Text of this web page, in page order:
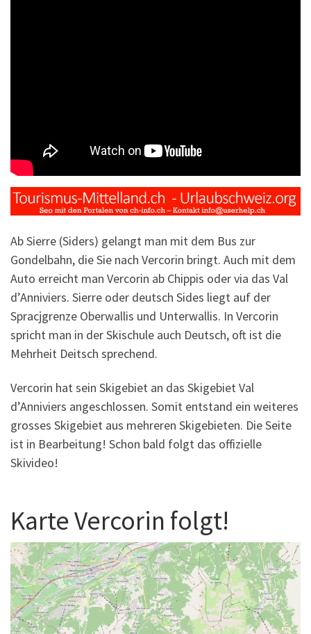
Ab Sierre (Siders) gelangt man mit dem Bus zur
Gondelbahn, die Sie nach Vercorin bringt. Auch mit dem
Auto erreicht man Vercorin ab Chippis oder via das Val
d’Anniviers. Sierre oder deutsch Sides liegt auf der
Spracjgrenze Oberwallis und Unterwallis. In Vercorin
spricht man in der Skischule auch Deutsch, oft ist die
Mehrheit Deitsch sprechend.
Vercorin hat sein Skigebiet an das Skigebiet Val
d’Anniviers angeschlossen. Somit entstand ein weiteres
grosses Skigebiet aus mehreren Skigebieten. Die Seite
ist in Bearbeitung! Schon bald folgt das offizielle
Skivideo!
Karte Vercorin folgt!